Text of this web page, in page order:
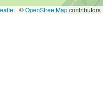
| ©OpenStreetMapcontributors